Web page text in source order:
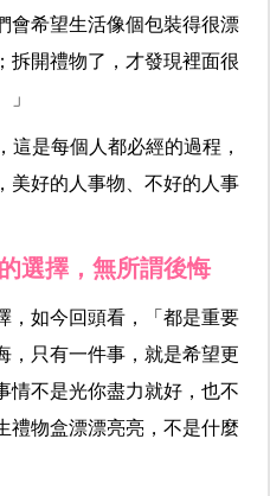
會希望生活像個包裝得很漂
拆開禮物了，才發現裡面很
這是每個人都必經的過程，
美好的人事物、不好的人事
選擇，無所謂後悔
，如今回頭看，「都是重要
，只有一件事，就是希望更
情不是光你盡力就好，也不
禮物盒漂漂亮亮，不是什麼